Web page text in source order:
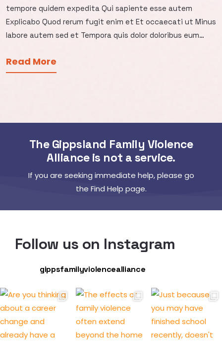
tempore quidem expedita Qui sapiente esse autem
Explicabo Quod rerum fugit enim et Et occaecati ut Minus
labore autem sed et Tempora quis dolor doloribus eum
tempora
Read More
The Gippsland Family Violence
Alliance is not a service.
If you are seeking immediate help, please go
the Find Help page.
Follow us on Instagram
gippsfamilyviolencealliance